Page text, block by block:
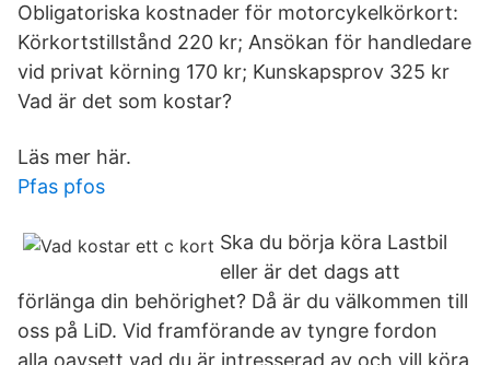
Obligatoriska kostnader för motorcykelkörkort:
Körkortstillstånd 220 kr; Ansökan för handledare
vid privat körning 170 kr; Kunskapsprov 325 kr
Vad är det som kostar?
Läs mer här.
Pfas pfos
Ska du börja köra Lastbil
eller är det dags att
förlänga din behörighet? Då är du välkommen till
oss på LiD. Vid framförande av tyngre fordon
alla oavsett vad du är intresserad av och vill köra